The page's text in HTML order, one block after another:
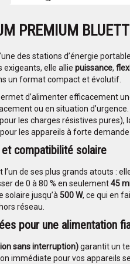
PREMIUM
des stations d’énergie
exigeants, elle allie puissance,
un format compact et évolutif.
d’alimenter efficacement
ou en situation
les charges résistives pures),
les appareils à forte
compatibilité solaire
l’un de ses plus grands atouts :
de 0 à 80 % en seulement45
solaire jusqu’à500 W, ce qui en
réseau.
pour une alimentation
sans interruption)garantit un
immédiate pour vos appareils